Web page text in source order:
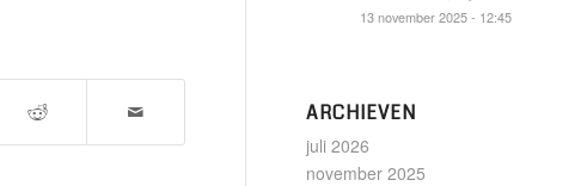
13 november 2025 - 12:45
ARCHIEVEN
juli 2026
november 2025